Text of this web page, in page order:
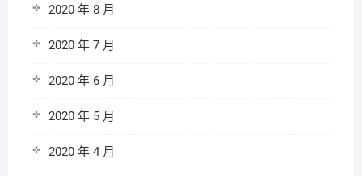
2020 年 8 月
2020 年 7 月
2020 年 6 月
2020 年 5 月
2020 年 4 月